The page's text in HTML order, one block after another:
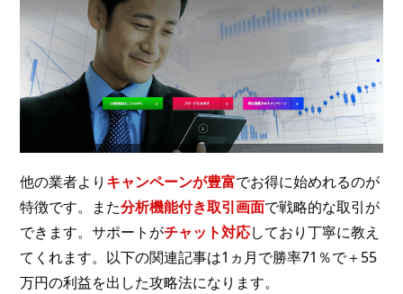
他の業者より キャンペーンが豊富でお得に始めれるのが
特徴です。また分析機能付き取引画面で戦略的な取引が
できます。サポートがチャット対応しており丁寧に教え
てくれます。以下の関連記事は1ヵ月で勝率71％で＋55
万円の利益を出した攻略法になります。